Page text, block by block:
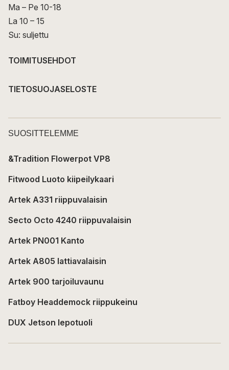
Ma – Pe 10-18
La 10 – 15
Su: suljettu
TOIMITUSEHDOT
TIETOSUOJASELOSTE
SUOSITTELEMME
&Tradition Flowerpot VP8
Fitwood Luoto kiipeilykaari
Artek A331 riippuvalaisin
Secto Octo 4240 riippuvalaisin
Artek PN001 Kanto
Artek A805 lattiavalaisin
Artek 900 tarjoiluvaunu
Fatboy Headdemock riippukeinu
DUX Jetson lepotuoli